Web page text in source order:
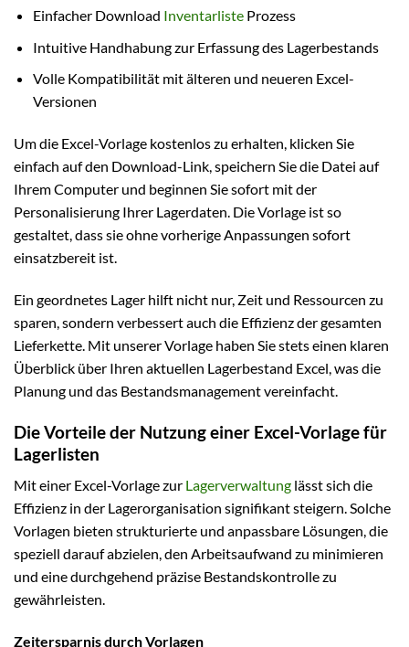
Einfacher Download InventarlisteProzess
Intuitive Handhabung zur Erfassung des Lagerbestands
Volle Kompatibilität mit älteren und neueren Excel-
Versionen
Um die Excel-Vorlage kostenlos zu erhalten, klicken Sie
einfach auf den Download-Link, speichern Sie die Datei auf
Ihrem Computer und beginnen Sie sofort mit der
Personalisierung Ihrer Lagerdaten. Die Vorlage ist so
gestaltet, dass sie ohne vorherige Anpassungen sofort
einsatzbereit ist.
Ein geordnetes Lager hilft nicht nur, Zeit und Ressourcen zu
sparen, sondern verbessert auch die Effizienz der gesamten
Lieferkette. Mit unserer Vorlage haben Sie stets einen klaren
Überblick über Ihren aktuellen Lagerbestand Excel, was die
Planung und das Bestandsmanagement vereinfacht.
Die Vorteile der Nutzung einer Excel-Vorlage für
Lagerlisten
Mit einer Excel-Vorlage zur Lagerverwaltung lässt sich die
Effizienz in der Lagerorganisation signifikant steigern. Solche
Vorlagen bieten strukturierte und anpassbare Lösungen, die
speziell darauf abzielen, den Arbeitsaufwand zu minimieren
und eine durchgehend präzise Bestandskontrolle zu
gewährleisten.
Zeitersparnis durch Vorlagen